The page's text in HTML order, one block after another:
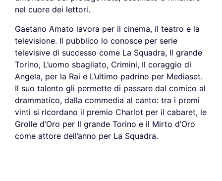
nel cuore dei lettori.
Gaetano Amato lavora per il cinema, il teatro e la
televisione. Il pubblico lo conosce per serie
televisive di successo come La Squadra, Il grande
Torino, L’uomo sbagliato, Crimini, Il coraggio di
Angela, per la Rai e L’ultimo padrino per Mediaset.
Il suo talento gli permette di passare dal comico al
drammatico, dalla commedia al canto: tra i premi
vinti si ricordano il premio Charlot per il cabaret, le
Grolle d’Oro per Il grande Torino e il Mirto d’Oro
come attore dell’anno per La Squadra.